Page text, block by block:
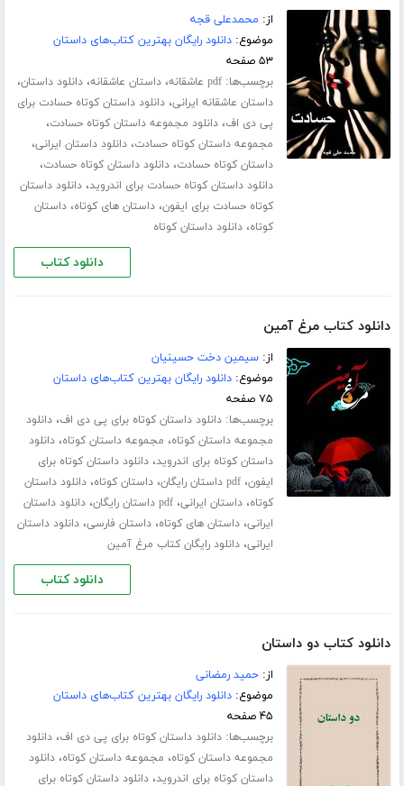
از: محمدعلی قجه
موضوع:دانلود رایگان بهترین کتاب‌های داستان
۵۳ صفحه
برچسب‌ها:pdf عاشقانه ،داستان عاشقانه،دانلود داستان،
داستان عاشقانه ایرانی،دانلود داستان کوتاه حسادت برای
پی دی اف،دانلود مجموعه داستان کوتاه حسادت،
مجموعه داستان کوتاه حسادت،دانلود داستان ایرانی،
داستان کوتاه حسادت،دانلود داستان کوتاه حسادت،
دانلود داستان کوتاه حسادت برای اندروید،دانلود داستان
کوتاه حسادت برای ایفون،داستان های کوتاه،داستان
کوتاه،دانلود داستان کوتاه
دانلود کتاب
دانلود کتاب مرغ آمین
از:سیمین دخت حسینیان
موضوع:دانلود رایگان بهترین کتاب‌های داستان
۷۵ صفحه
برچسب‌ها:دانلود داستان کوتاه برای پی دی اف،دانلود
مجموعه داستان کوتاه، مجموعه داستان کوتاه،دانلود
داستان کوتاه برای اندروید،دانلود داستان کوتاه برای
ایفون،pdf داستان رایگان ،داستان کوتاه،دانلود داستان
کوتاه،داستان ایرانی،pdf داستان رایگان ،دانلود داستان
ایرانی،داستان های کوتاه،داستان فارسی،دانلود داستان
ایرانی،دانلود رایگان کتاب مرغ آمین
دانلود کتاب
دانلود کتاب دو داستان
از:حمید رمضانی
موضوع:دانلود رایگان بهترین کتاب‌های داستان
۴۵ صفحه
برچسب‌ها:دانلود داستان کوتاه برای پی دی اف،دانلود
مجموعه داستان کوتاه، مجموعه داستان کوتاه،دانلود
داستان کوتاه برای اندروید،دانلود داستان کوتاه برای